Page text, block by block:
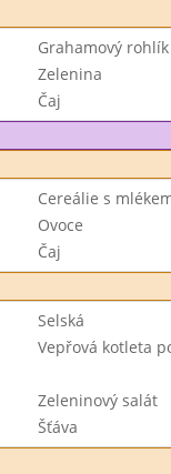
Grahamový
Zelenina
Čaj
Cereálie s
Ovoce
Čaj
Selská
Vepřová kotleta
Zeleninový salát
Šťáva